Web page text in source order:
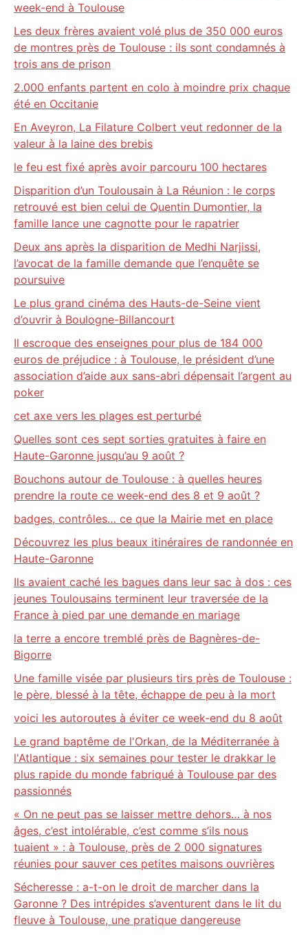
week-end à Toulouse
Les deux frères avaient volé plus de 350 000 euros
de montres près de Toulouse : ils sont condamnés à
trois ans de prison
2.000 enfants partent en colo à moindre prix chaque
été en Occitanie
En Aveyron, La Filature Colbert veut redonner de la
valeur à la laine des brebis
le feu est fixé après avoir parcouru 100 hectares
Disparition d’un Toulousain à La Réunion : le corps
retrouvé est bien celui de Quentin Dumontier, la
famille lance une cagnotte pour le rapatrier
Deux ans après la disparition de Medhi Narjissi,
l’avocat de la famille demande que l’enquête se
poursuive
Le plus grand cinéma des Hauts-de-Seine vient
d’ouvrir à Boulogne-Billancourt
Il escroque des enseignes pour plus de 184 000
euros de préjudice : à Toulouse, le président d’une
association d’aide aux sans-abri dépensait l’argent au
poker
cet axe vers les plages est perturbé
Quelles sont ces sept sorties gratuites à faire en
Haute-Garonne jusqu’au 9 août ?
Bouchons autour de Toulouse : à quelles heures
prendre la route ce week-end des 8 et 9 août ?
badges, contrôles… ce que la Mairie met en place
Découvrez les plus beaux itinéraires de randonnée en
Haute-Garonne
Ils avaient caché les bagues dans leur sac à dos : ces
jeunes Toulousains terminent leur traversée de la
France à pied par une demande en mariage
la terre a encore tremblé près de Bagnères-de-
Bigorre
Une famille visée par plusieurs tirs près de Toulouse :
le père, blessé à la tête, échappe de peu à la mort
voici les autoroutes à éviter ce week-end du 8 août
Le grand baptême de l'Orkan, de la Méditerranée à
l'Atlantique : six semaines pour tester le drakkar le
plus rapide du monde fabriqué à Toulouse par des
passionnés
« On ne peut pas se laisser mettre dehors… à nos
âges, c’est intolérable, c’est comme s’ils nous
tuaient » : à Toulouse, près de 2 000 signatures
réunies pour sauver ces petites maisons ouvrières
Sécheresse : a-t-on le droit de marcher dans la
Garonne ? Des intrépides s’aventurent dans le lit du
fleuve à Toulouse, une pratique dangereuse